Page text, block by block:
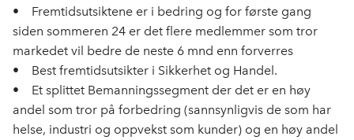
• Fremtidsutsiktene er i bedring og for første gang
siden sommeren 24 er det flere medlemmer som tror
markedet vil bedre de neste 6 mnd enn forverres
• Best fremtidsutsikter i Sikkerhet og Handel.
• Et splittet Bemanningssegment der det er en høy
andel som tror på forbedring (sannsynligvis de som har
helse, industri og oppvekst som kunder) og en høy andel